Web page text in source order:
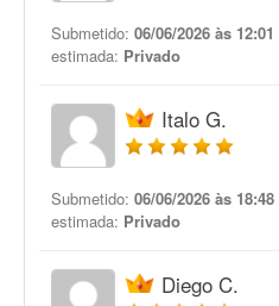
Submetido: 06/06/2026 às 12:01
estimada: Privado
Italo G.
Submetido: 06/06/2026 às 18:48
estimada: Privado
Diego C.